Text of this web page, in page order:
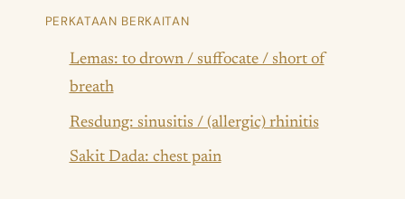
PERKATAAN BERKAITAN
Lemas: to drown / suffocate / short of
breath
Resdung: sinusitis / (allergic) rhinitis
Sakit Dada: chest pain